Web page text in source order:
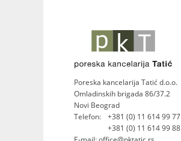
Poreska kancelarija Tatić d.o.o.
Omladinskih brigada 86/37.2
Novi Beograd
Telefon:
+381 (0) 11 614 99 77
+381 (0) 11 614 99 88